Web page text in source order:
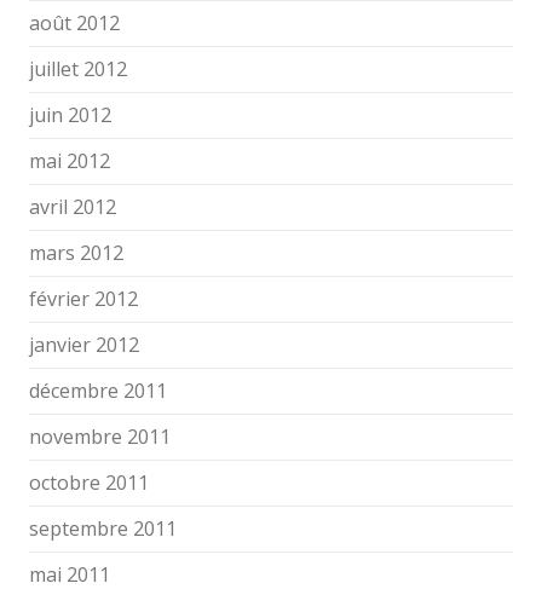
août 2012
juillet 2012
juin 2012
mai 2012
avril 2012
mars 2012
février 2012
janvier 2012
décembre 2011
novembre 2011
octobre 2011
septembre 2011
mai 2011